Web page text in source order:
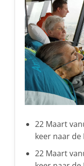
22 Maart
keer naar
22 Maart